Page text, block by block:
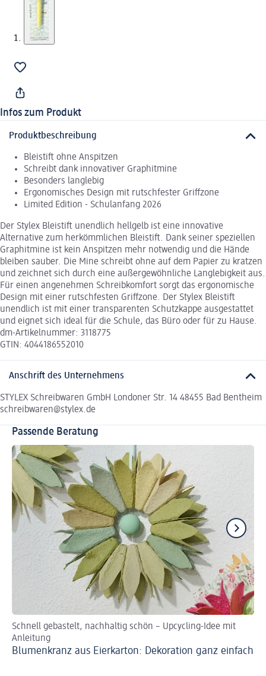
Infos zum Produkt
Produktbeschreibung
Bleistift ohne Anspitzen
Schreibt dank innovativer Graphitmine
Besonders langlebig
Ergonomisches Design mit rutschfester Griffzone
Limited Edition - Schulanfang 2026
Der Stylex Bleistift unendlich hellgelb ist eine innovative
Alternative zum herkömmlichen Bleistift. Dank seiner speziellen
Graphitmine ist kein Anspitzen mehr notwendig und die Hände
bleiben sauber. Die Mine schreibt ohne auf dem Papier zu kratzen
und zeichnet sich durch eine außergewöhnliche Langlebigkeit aus.
Für einen angenehmen Schreibkomfort sorgt das ergonomische
Design mit einer rutschfesten Griffzone. Der Stylex Bleistift
unendlich ist mit einer transparenten Schutzkappe ausgestattet
und eignet sich ideal für die Schule, das Büro oder für zu Hause.
dm-Artikelnummer: 3118775
GTIN: 4044186552010
Anschrift des Unternehmens
STYLEX Schreibwaren GmbH Londoner Str. 14 48455 Bad Bentheim
schreibwaren@stylex.de
Passende Beratung
Schnell gebastelt, nachhaltig schön – Upcycling-Idee mit
Anleitung
Blumenkranz aus Eierkarton: Dekoration ganz einfach